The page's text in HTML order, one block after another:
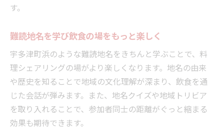
す。
難読地名を学び飲食の場をもっと楽しく
宇多津町浜のような難読地名をきちんと学ぶことで、料
理シェアリングの場がより楽しくなります。地名の由来
や歴史を知ることで地域の文化理解が深まり、飲食を通
じた会話が弾みます。また、地名クイズや地域トリビア
を取り入れることで、参加者同士の距離がぐっと縮まる
効果も期待できます。